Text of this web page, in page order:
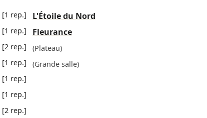
[1 rep.]
L'Étoile du Nord
[1 rep.]
Fleurance
[2 rep.] (Plateau)
[1 rep.] (Grande salle)
[1 rep.]
[1 rep.]
[2 rep.]